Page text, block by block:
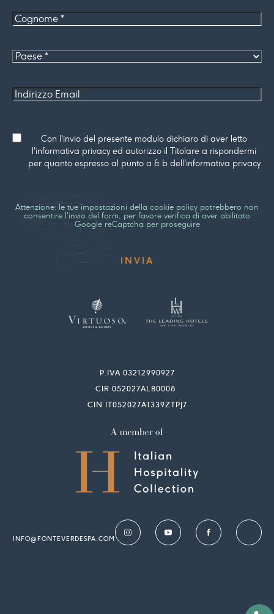
Cognome
Paese
Indirizzo
Con l'invio del presente modulo dichiaro di aver letto
l'informativa privacy ed autorizzo il Titolare a rispondermi
per quanto espresso al punto a & b dell'informativa privacy
Attenzione: le tue impostazioni della cookie policy potrebbero non
consentire l'invio del form, per favore verifica di aver abilitato
Google reCaptcha per proseguire
P.IVA 03212990927
CIR 052027ALB0008
CIN IT052027A1339ZTPJ7
INFO@FONTEVERDESPA.COM